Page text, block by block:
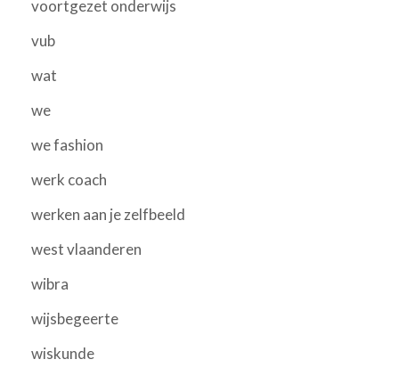
voortgezet onderwijs
vub
wat
we
we fashion
werk coach
werken aan je zelfbeeld
west vlaanderen
wibra
wijsbegeerte
wiskunde